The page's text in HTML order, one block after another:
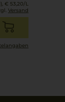
€ 53,20/L
Versand